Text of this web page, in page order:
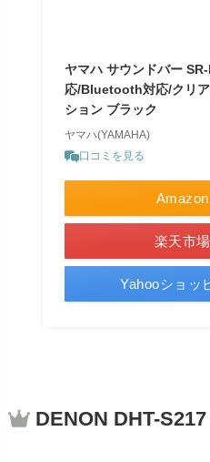
ヤマハ サウンドバー
応/Bluetooth対応/クリ
ション ブラック
ヤマハ(YAMAHA)
口コミを見る
楽天市
Yahooショッ
DENON DHT-S217